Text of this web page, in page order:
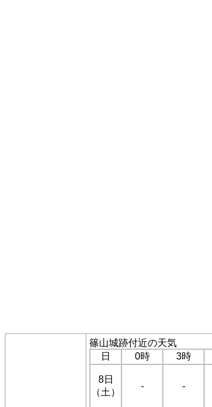
篠山城跡付近の天気
日
0時 3時
8日
（土）
- -